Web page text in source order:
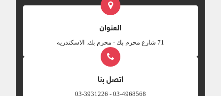
العنوان
‎71 شارع محرم بك - محرم بك. الاسكندريه
اتصل بنا
03-4968568 - 03-3931226